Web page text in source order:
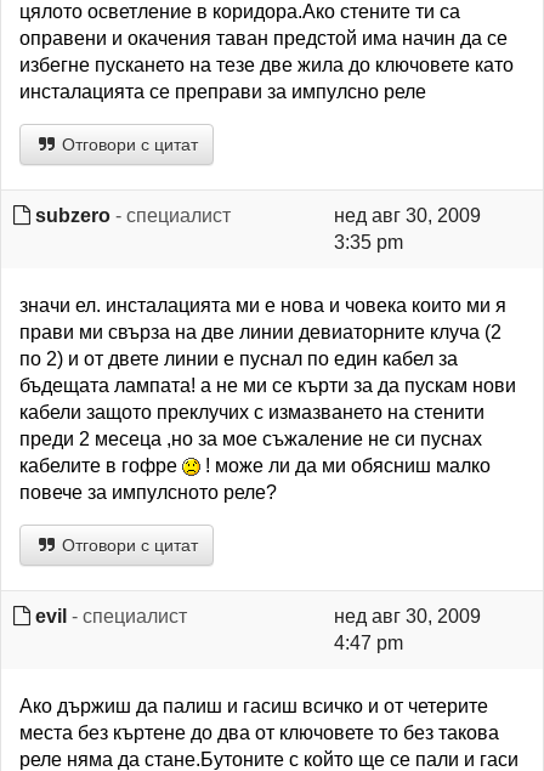
цялото осветление в коридора.Ако стените ти са
оправени и окачения таван предстой има начин да се
избегне пускането на тезе две жила до ключовете като
инсталацията се преправи за импулсно реле
Отговори с цитат
subzero - специалист
нед авг 30, 2009
3:35 pm
значи ел. инсталацията ми е нова и човека които ми я
прави ми свърза на две линии девиаторните клуча (2
по 2) и от двете линии е пуснал по един кабел за
бъдещата лампата! а не ми се кърти за да пускам нови
кабели защото преклучих с измазването на стенити
преди 2 месеца ,но за мое съжаление не си пуснах
кабелите в гофре
! може ли да ми обясниш малко
повече за импулсното реле?
Отговори с цитат
evil - специалист
нед авг 30, 2009
4:47 pm
Ако държиш да палиш и гасиш всичко и от четерите
места без къртене до два от ключовете то без такова
реле няма да стане.Бутоните с който ще се пали и гаси